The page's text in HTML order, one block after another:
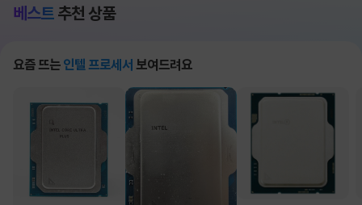
베스트 추천 상품
요즘 뜨는 인텔 프로세서 보여드려요